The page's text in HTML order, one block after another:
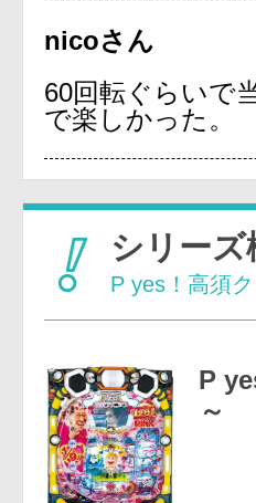
nicoさん
60回転ぐらいで
で楽しかった。
シリーズ
P yes！高須
P
～